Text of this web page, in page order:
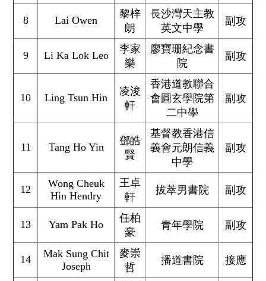
8 Lai Owen
黎梓
朗
長沙灣天主教
英文中學
副攻
9 Li Ka Lok Leo
李家
樂
廖寶珊紀念書
院
副攻
10 Ling Tsun Hin
凌浚
軒
香港道教聯合
會圓玄學院第
二中學
副攻
11 Tang Ho Yin
鄧皓
賢
基督教香港信
義會元朗信義
中學
副攻
12
Wong Cheuk
Hin Hendry
王卓
軒
拔萃男書院 副攻
13 Yam Pak Ho
任柏
豪
青年學院 副攻
14
Mak Sung Chit
Joseph
麥崇
哲
播道書院 接應